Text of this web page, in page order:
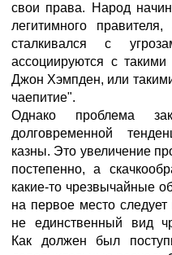
свои права. Народ
легитимного
сталкивался с
ассоциируются с
Джон Хэмпден, или
чаепитие".
Однако проблема
долговременной
казны. Это увеличение
постепенно, а
какие-то чрезвычайные
на первое место
не единственный вид
Как должен был